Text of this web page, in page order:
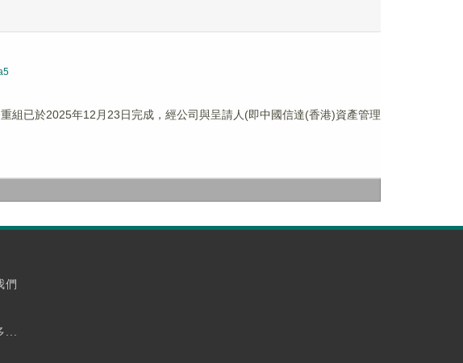
組已於2025年12月23日完成，經公司與呈請人(即中國信達(香港)資產管理
們
...